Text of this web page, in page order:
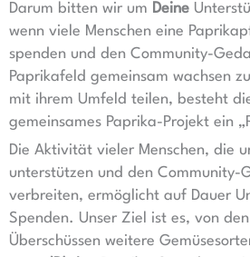
Darum bitten wir um Deine
wenn viele Menschen eine
spenden und den Community-
Paprikafeld gemeinsam wachsen
mit ihrem Umfeld teilen, besteht
gemeinsames Paprika-Projekt ein
Die Aktivität vieler Menschen, die
unterstützen und den Community-
verbreiten, ermöglicht auf Dauer
Spenden. Unser Ziel ist es, von
Überschüssen weitere